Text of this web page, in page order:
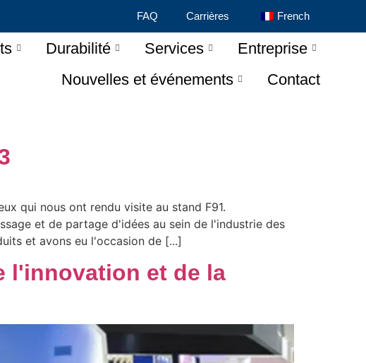
FAQ Carrières French
Durabilité Services
Entreprise
Nouvelles et événements
Contact
qui nous ont rendu visite au stand F91.
et de partage d'idées au sein de l'industrie des
et avons eu l'occasion de [...]
l'innovation et de la